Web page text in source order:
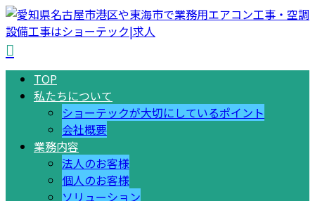
TOP
私たちについて
ショーテックが大切にしているポイント
会社概要
業務内容
法人のお客様
個人のお客様
ソリューション